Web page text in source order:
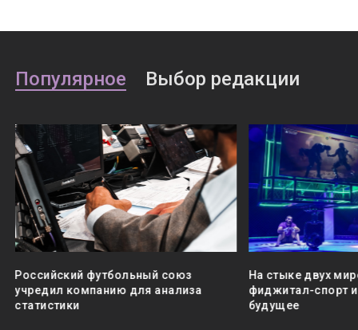
Популярное Выбор редакции
Российский футбольный союз
учредил компанию для анализа
статистики
На стыке двух
фиджитал-спорт
будущее